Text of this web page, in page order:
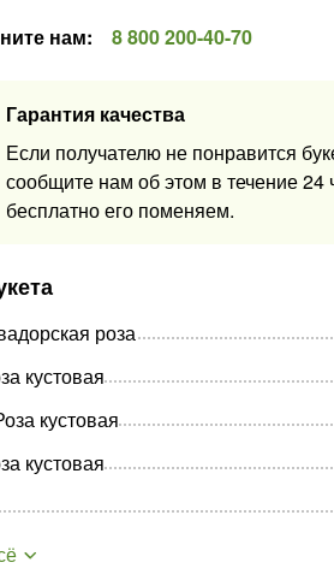
нам: 8 800 200-40-70
Гарантия качества
Если получателю не понравится
сообщите нам об этом в течение 24
бесплатно его поменяем.
роза
кустовая
кустовая
кустовая